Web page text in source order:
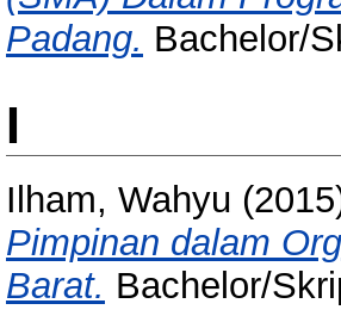
Padang. Bachelor/
I
Ilham, Wahyu
Pimpinan dalam
Barat. Bachelor/